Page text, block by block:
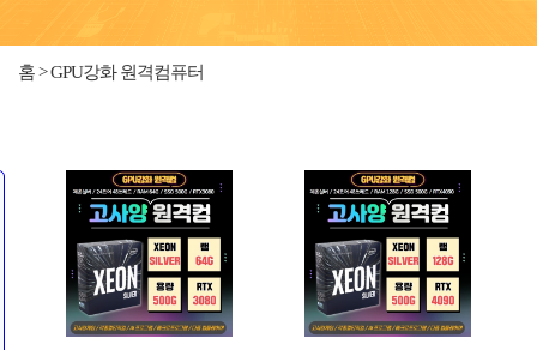
홈 > GPU강화 원격컴퓨터